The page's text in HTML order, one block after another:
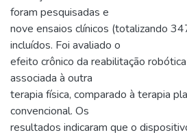
foram pesquisadas e
nove ensaios clínicos (totalizando
incluídos. Foi avaliado o
efeito crônico da reabilitação
associada à outra
terapia física, comparado à terapia
convencional. Os
resultados indicaram que o